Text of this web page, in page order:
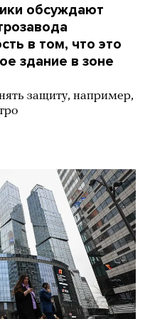
обсуждают
в том, что это
здание в зоне
защиту, например,